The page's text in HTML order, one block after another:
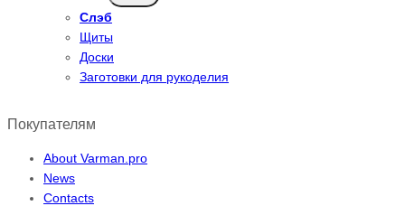
Слэб
Щиты
Доски
Заготовки для рукоделия
Покупателям
About Varman.pro
News
Contacts